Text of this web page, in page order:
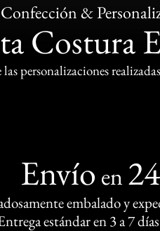
Confección &
Costura
las personalizaciones
Envío en
embalado y
estándar en 3 a 7